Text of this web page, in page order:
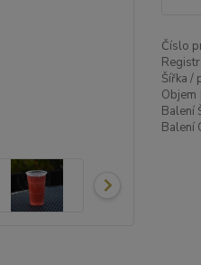
Číslo
Šířka /
Objem
Balení
Balení